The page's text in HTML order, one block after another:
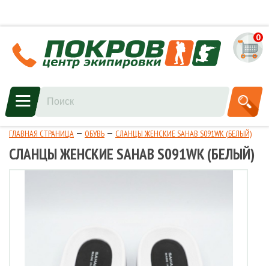
0
ГЛАВНАЯ СТРАНИЦА ОБУВЬ СЛАНЦЫ ЖЕНСКИЕ SAHAB S091WK (БЕЛЫЙ)
СЛАНЦЫ ЖЕНСКИЕ SAHAB S091WK (БЕЛЫЙ)